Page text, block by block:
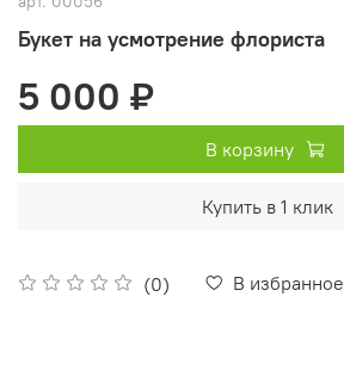
Букет на усмотрение флориста
(0) В избранное
5 000 ₽
В корзину
Купить в 1 клик